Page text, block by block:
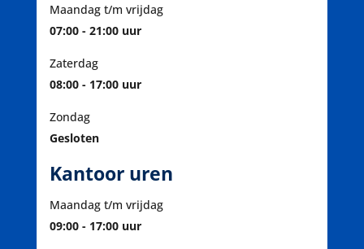
Maandag t/m vrijdag
07:00 - 21:00 uur
Zaterdag
08:00 - 17:00 uur
Zondag
Gesloten
Kantoor uren
Maandag t/m vrijdag
09:00 - 17:00 uur